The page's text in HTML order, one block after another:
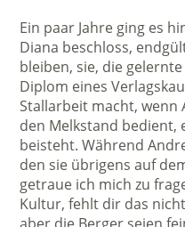
Ein paar Jahre ging es
Diana beschloss,
bleiben, sie, die
Diplom eines
Stallarbeit macht, wenn
den Melkstand bedient,
beisteht. Während
den sie übrigens auf
getraue ich mich zu
Kultur, fehlt dir das